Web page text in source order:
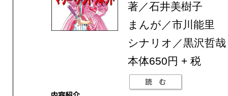
著／石井美樹子
まんが／市川能里
シナリオ／黒沢哲哉
本体650円 + 税